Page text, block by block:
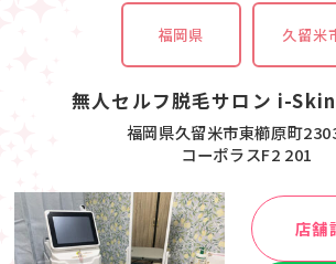
福岡県 久留米
無人セルフ脱毛サロン i-
福岡県久留米市東櫛原町
コーポラスF2 201
店舗